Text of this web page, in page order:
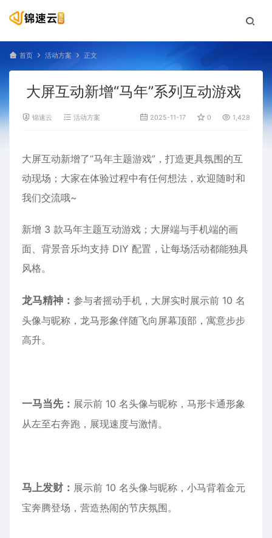
首页 活动方案 正文
大屏互动新增“马年”系列互动游戏
锦速云 活动方案 2025-11-17 0 1,428
大屏互动新增了“马年主题游戏”，打造更具氛围的互
动现场；大家在体验过程中有任何想法，欢迎随时和
我们交流哦~
新增 3 款马年主题互动游戏；大屏端与手机端的画
面、背景音乐均支持 DIY 配置，让每场活动都能独具
风格。
龙马精神： 参与者摇动手机，大屏实时展示前 10 名
头像与昵称，龙马形象伴随飞向屏幕顶部，寓意步步
高升。
一马当先： 展示前 10 名头像与昵称，马形卡通形象
从左至右奔跑，展现速度与激情。
马上发财： 展示前 10 名头像与昵称，小马背着金元
宝奔腾登场，营造热闹的节庆氛围。